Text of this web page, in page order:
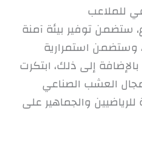
للملاعب
ستضمن توفير بيئة آمنة
وستضمن استمرارية
إلى ذلك، ابتكرت
العشب الصناعي
للرياضيين والجماهير على